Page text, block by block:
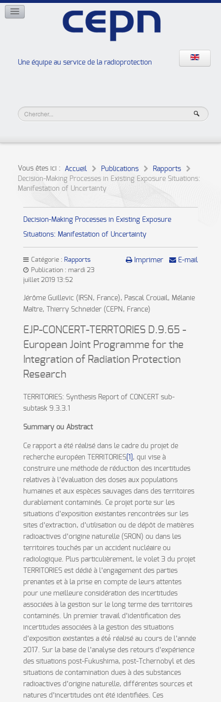
Une équipe au service de la radioprotection
RÉSEAUX
Les ateliers de la radioprotection
Vous êtes ici : Accueil Publications
Rapports
Decision-Making Processes in Existing Exposure Situations:
Manifestation of Uncertainty
Decision-Making Processes in Existing Exposure
Situations: Manifestation of Uncertainty
Imprimer E-mail
Catégorie : Rapports
Publication : mardi 23
juillet 2019 13:52
Jérôme Guillevic (IRSN, France), Pascal Croüail, Mélanie
Maître, Thierry Schneider (CEPN, France)
EJP-CONCERT-TERRTORIES D.9.65 -
European Joint Programme for the
Integration of Radiation Protection
Research
TERRITORIES: Synthesis Report of CONCERT sub-
subtask 9.3.3.1
Summary ou Abstract
Ce rapport a été réalisé dans le cadre du projet de
recherche européen TERRITORIES[1] , qui vise à
construire une méthode de réduction des incertitudes
relatives à l’évaluation des doses aux populations
humaines et aux espèces sauvages dans des territoires
durablement contaminés. Ce projet porte sur les
situations d’exposition existantes rencontrées sur les
sites d’extraction, d’utilisation ou de dépôt de matières
radioactives d’origine naturelle (SRON) ou dans les
territoires touchés par un accident nucléaire ou
radiologique. Plus particulièrement, le volet 3 du projet
TERRITORIES est dédié à l’engagement des parties
prenantes et à la prise en compte de leurs attentes
pour une meilleure considération des incertitudes
associées à la gestion sur le long terme des territoires
contaminés. Un premier travail d’identification des
incertitudes associées à la gestion des situations
d’exposition existantes a été́ réalisé au cours de l’année
2017. Sur la base de l’analyse des retours d’expérience
des situations post-Fukushima, post-Tchernobyl et des
situations de contamination dues à des substances
radioactives d’origine naturelle, différentes sources et
natures d’incertitudes ont été identifiées. Ces